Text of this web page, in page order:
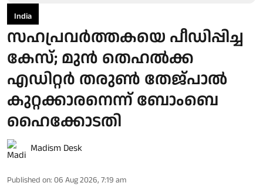
India
സഹപ്രവർത്തകയെ പീഡിപ്പിച്ച
കേസ്; മുൻ തെഹൽക്ക
എഡിറ്റർ തരുൺ തേജ്പാൽ
കുറ്റക്കാരനെന്ന് ബോംബെ
ഹൈക്കോടതി
Madism Desk
Published on: 06 Aug 2026, 7:19 am